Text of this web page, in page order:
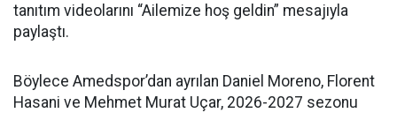
tanıtım videolarını “Ailemize hoş geldin” mesajıyla
paylaştı.
Böylece Amedspor’dan ayrılan Daniel Moreno, Florent
Hasani ve Mehmet Murat Uçar, 2026-2027 sezonu